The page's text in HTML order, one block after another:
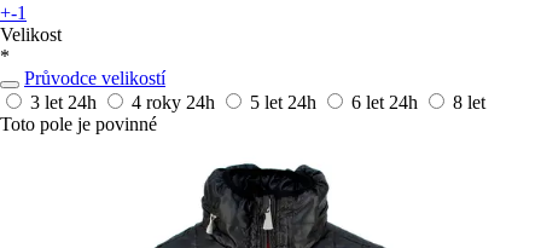
+-1
Velikost
*
Průvodce velikostí
3 let 24h 4 roky 24h 5 let 24h 6 let 24h
8 let
Toto pole je povinné